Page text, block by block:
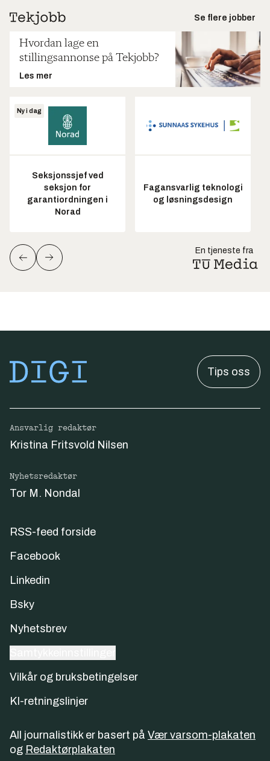
Se flere jobber
Hvordan lage en
stillingsannonse på Tekjobb?
Les mer
Ny i dag
Seksjonssjef ved
seksjon for
garantiordningen i
Norad
Fagansvarlig teknologi
og løsningsdesign
En tjeneste fra
Tips oss
Ansvarlig redaktør
Kristina Fritsvold Nilsen
Nyhetsredaktør
Tor M. Nondal
RSS-feed forside
Facebook
Linkedin
Bsky
Nyhetsbrev
Vilkår og bruksbetingelser
KI-retningslinjer
All journalistikk er basert på Vær varsom-plakaten
og Redaktørplakaten